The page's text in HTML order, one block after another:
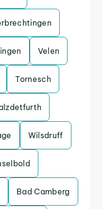
Velen
Tornesch
Wilsdruff
Bad Camberg